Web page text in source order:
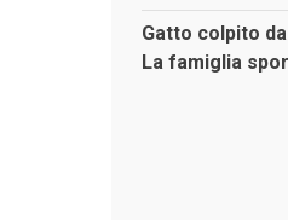
Gatto colpito
La famiglia